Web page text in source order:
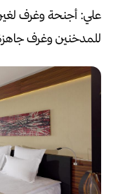
علي: أجنحة وغرف
للمدخنين وغرف